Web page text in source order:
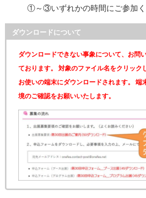
①～③いずれかの時間にご参加く
ダウンロードについて
ダウンロードできない事象について、お問
ております。 対象のファイル名をクリック
お使いの端末にダウンロードされます。 端
境のご確認をお願いいたします。